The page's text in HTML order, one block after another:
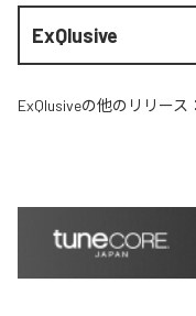
ExQlusive
ExQlusiveの他のリリース：